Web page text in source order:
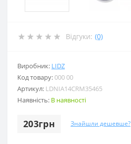
Відгуки: (0)
Виробник: LIDZ
Код товару:000 00
Артикул: LDNIA14CRM35465
Наявність: В наявності
203грн Знайшли дешевше?